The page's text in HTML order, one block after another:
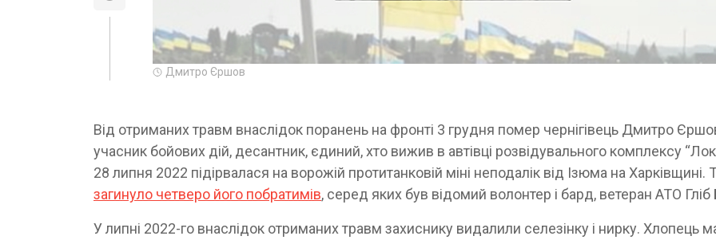
Дмитро Єршов
Від отриманих травм внаслідок поранень на фронті 3 грудня помер чернігівець Дмитро
учасник бойових дій, десантник, єдиний, хто вижив в автівці розвідувального комплексу
28 липня 2022 підірвалася на ворожій протитанковій міні неподалік від Ізюма на Харківщині.
загинуло четверо його побратимів, серед яких був відомий волонтер і бард, ветеран АТО Гліб
У липні 2022-го внаслідок отриманих травм захиснику видалили селезінку і нирку. Хлопець